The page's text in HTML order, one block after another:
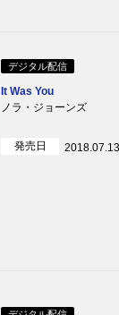
デジタル配信
It Was You
ノラ・ジョーンズ
発売日 2018.07.13